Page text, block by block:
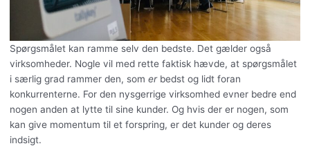
Spørgsmålet kan ramme selv den bedste. Det gælder også
virksomheder. Nogle vil med rette faktisk hævde, at spørgsmålet
i særlig grad rammer den, som erbedst og lidt foran
konkurrenterne. For den nysgerrige virksomhed evner bedre end
nogen anden at lytte til sine kunder. Og hvis der er nogen, som
kan give momentum til et forspring, er det kunder og deres
indsigt.